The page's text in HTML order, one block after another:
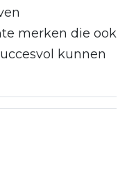
merken die ook
kunnen